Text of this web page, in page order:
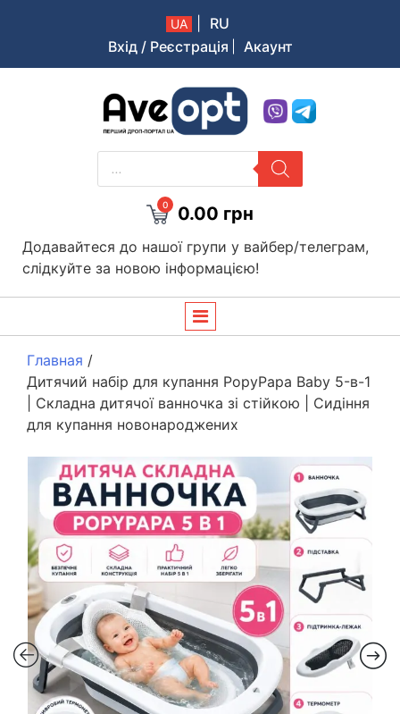
UA
RU
Вхід / Реєстрація
Акаунт
Aveopt – оптова дропшипінг платформа в Україні
PRODUCTS
SEARCH
0 0.00 грн
Додавайтеся до нашої групи у вайбер/телеграм,
слідкуйте за новою інформацією!
Главная /
Дитячий набір для купання PopyPapa Baby 5-в-1
| Складна дитячої ванночка зі стійкою | Сидіння
для купання новонароджених